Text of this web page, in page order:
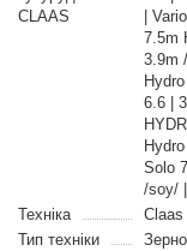
CLAAS
|
7.5m
3.9m
6.6 |
Solo
/soy/
Техніка
Тип техніки